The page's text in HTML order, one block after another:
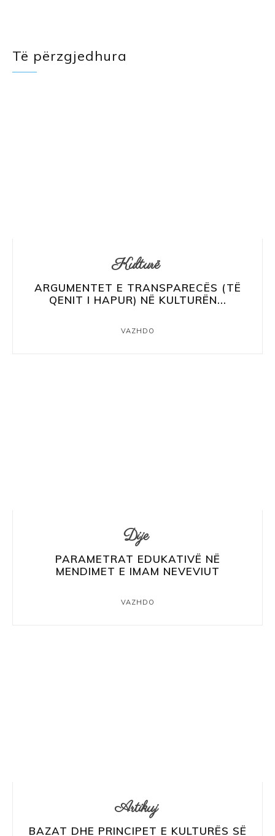
Të përzgjedhura
Kulturë
ARGUMENTET E TRANSPARECËS (TË
QENIT I HAPUR) NË KULTURËN...
VAZHDO
Dije
PARAMETRAT EDUKATIVË NË
MENDIMET E IMAM NEVEVIUT
VAZHDO
Artikuj
BAZAT DHE PRINCIPET E KULTURËS SË